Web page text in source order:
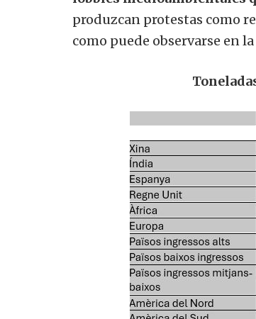
produzcan protestas como
como puede observarse en